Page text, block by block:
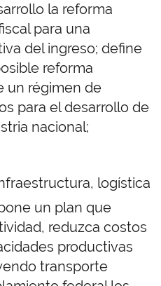
la reforma
para una
del ingreso; define
reforma
un régimen de
para el desarrollo de
nacional;
logística
un plan que
reduzca costos
productivas
transporte